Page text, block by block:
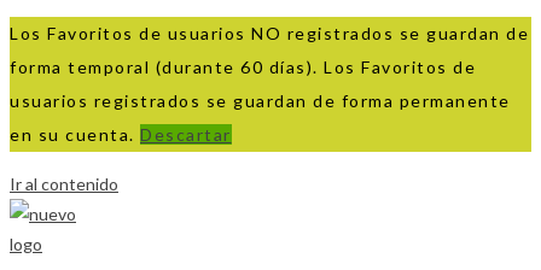
Los Favoritos de usuarios NO registrados se guardan de
forma temporal (durante 60 días). Los Favoritos de
usuarios registrados se guardan de forma permanente
en su cuenta. Descartar
Ir al contenido